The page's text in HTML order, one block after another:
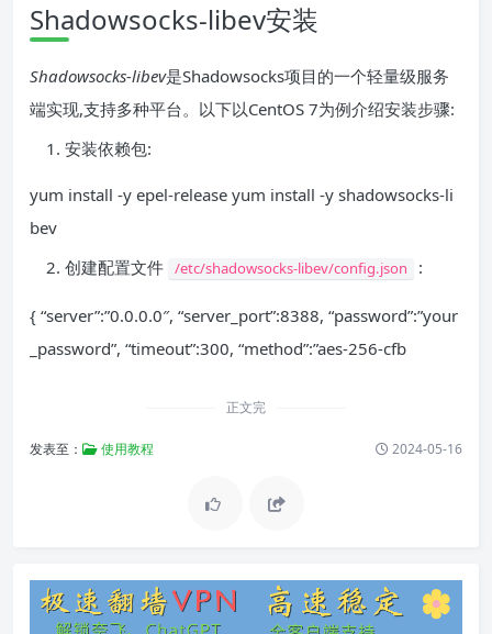
Shadowsocks-libev安装
Shadowsocks-libev是Shadowsocks项目的一个轻量级服务
端实现,支持多种平台。以下以CentOS 7为例介绍安装步骤:
安装依赖包:
yum install -y epel-release yum install -y shadowsocks-li
bev
创建配置文件 /etc/shadowsocks-libev/config.json :
{ “server”:”0.0.0.0″, “server_port”:8388, “password”:”your
_password”, “timeout”:300, “method”:”aes-256-cfb
正文完
发表至： 使用教程 2024-05-16